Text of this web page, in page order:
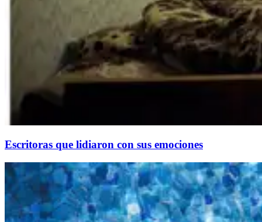
Escritoras que lidiaron con sus emociones